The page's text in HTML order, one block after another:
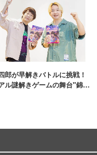
郎が早解きバトルに挑戦！
ル謎解きゲームの舞台"錦糸